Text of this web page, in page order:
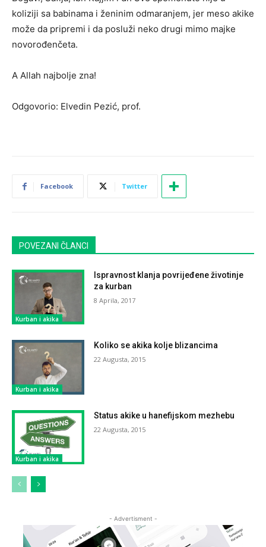
koliziji sa babinama i ženinim odmaranjem, jer meso akike
može da pripremi i da posluži neko drugi mimo majke
novorođenčeta.
A Allah najbolje zna!
Odgovorio: Elvedin Pezić, prof.
Facebook Twitter
POVEZANI ČLANCI
Kurban i akika
Ispravnost klanja povrijeđene životinje
za kurban
8 Aprila, 2017
Kurban i akika
Koliko se akika kolje blizancima
22 Augusta, 2015
Kurban i akika
Status akike u hanefijskom mezhebu
22 Augusta, 2015
- Advertisment -